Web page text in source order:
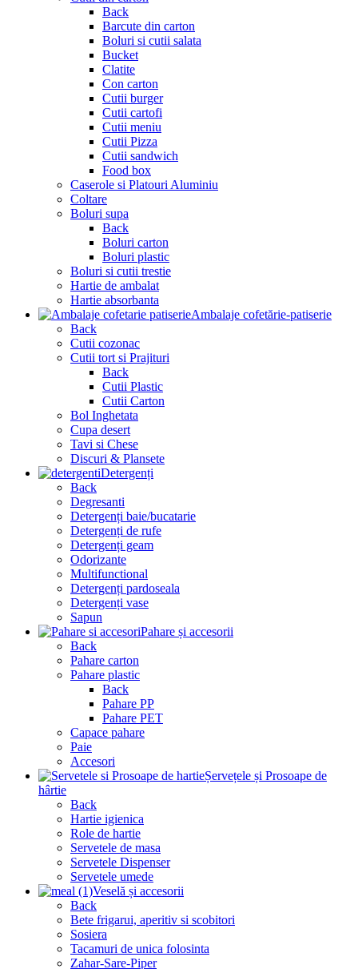
Back
Barcute din carton
Boluri si cutii salata
Bucket
Clatite
Con carton
Cutii burger
Cutii cartofi
Cutii meniu
Cutii Pizza
Cutii sandwich
Food box
Caserole si Platouri Aluminiu
Coltare
Boluri supa
Back
Boluri carton
Boluri plastic
Boluri si cutii trestie
Hartie de ambalat
Hartie absorbanta
Ambalaje cofetărie-patiserie
Back
Cutii cozonac
Cutii tort si Prajituri
Back
Cutii Plastic
Cutii Carton
Bol Inghetata
Cupa desert
Tavi si Chese
Discuri & Plansete
Detergenți
Back
Degresanti
Detergenți baie/bucatarie
Detergenți de rufe
Detergenți geam
Odorizante
Multifunctional
Detergenți pardoseala
Detergenți vase
Sapun
Pahare și accesorii
Back
Pahare carton
Pahare plastic
Back
Pahare PP
Pahare PET
Capace pahare
Paie
Accesori
Șervețele și Prosoape de
hârtie
Back
Hartie igienica
Role de hartie
Servetele de masa
Servetele Dispenser
Servetele umede
Veselă și accesorii
Back
Bete frigarui, aperitiv si scobitori
Sosiera
Tacamuri de unica folosinta
Zahar-Sare-Piper